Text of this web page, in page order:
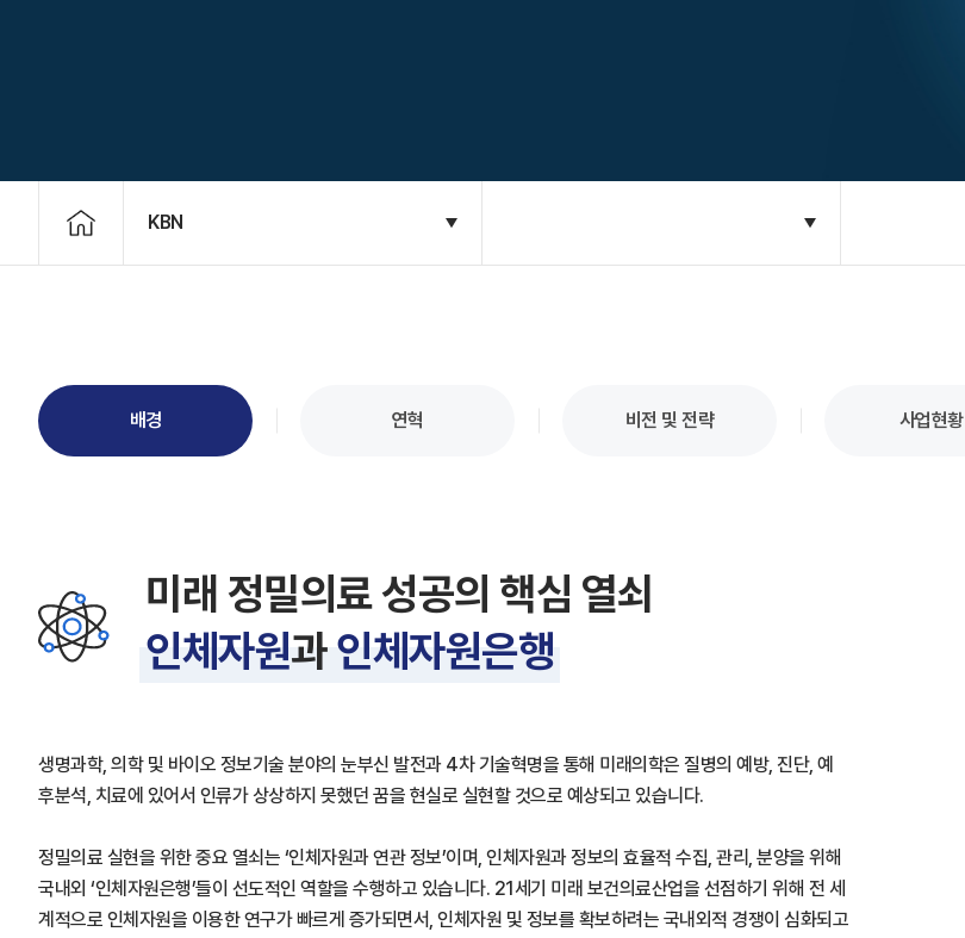
KBN
배경 연혁 비전 및 전략 사업현황
미래 정밀의료 성공의 핵심 열쇠
인체자원과인체자원은행
생명과학, 의학 및 바이오 정보기술 분야의 눈부신 발전과 4차 기술혁명을 통해 미래의학은 질병의 예방, 진단, 예
후분석, 치료에 있어서 인류가 상상하지 못했던 꿈을 현실로 실현할 것으로 예상되고 있습니다.
정밀의료 실현을 위한 중요 열쇠는 ‘인체자원과 연관 정보’이며, 인체자원과 정보의 효율적 수집, 관리, 분양을 위해
국내외 ‘인체자원은행’들이 선도적인 역할을 수행하고 있습니다. 21세기 미래 보건의료산업을 선점하기 위해 전 세
계적으로 인체자원을 이용한 연구가 빠르게 증가되면서, 인체자원 및 정보를 확보하려는 국내외적 경쟁이 심화되고